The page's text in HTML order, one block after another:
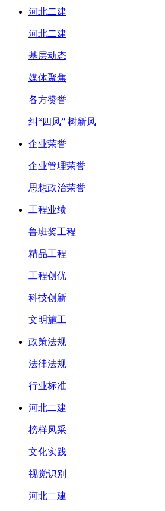
河北二建
河北二建
基层动态
媒体聚焦
各方赞誉
纠“四风” 树新风
企业荣誉
企业管理荣誉
思想政治荣誉
工程业绩
鲁班奖工程
精品工程
工程创优
科技创新
文明施工
政策法规
法律法规
行业标准
河北二建
榜样风采
文化实践
视觉识别
河北二建